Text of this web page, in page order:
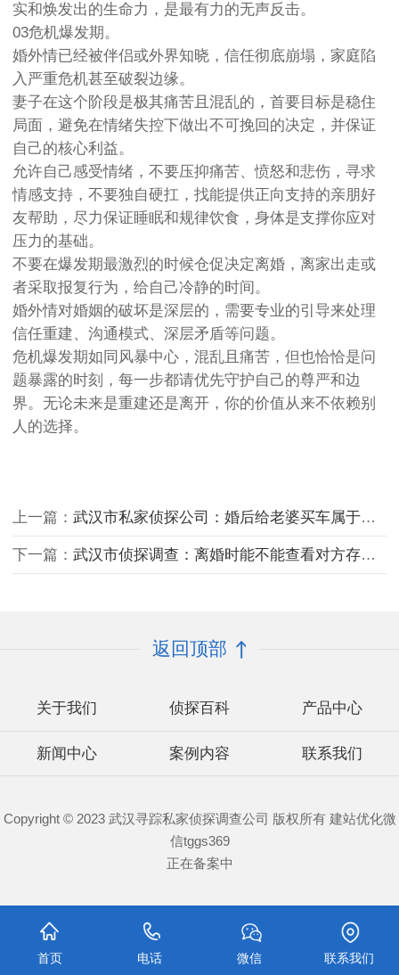
实和焕发出的生命力，是最有力的无声反击。
03危机爆发期。
婚外情已经被伴侣或外界知晓，信任彻底崩塌，家庭陷
入严重危机甚至破裂边缘。
妻子在这个阶段是极其痛苦且混乱的，首要目标是稳住
局面，避免在情绪失控下做出不可挽回的决定，并保证
自己的核心利益。
允许自己感受情绪，不要压抑痛苦、愤怒和悲伤，寻求
情感支持，不要独自硬扛，找能提供正向支持的亲朋好
友帮助，尽力保证睡眠和规律饮食，身体是支撑你应对
压力的基础。
不要在爆发期最激烈的时候仓促决定离婚，离家出走或
者采取报复行为，给自己冷静的时间。
婚外情对婚姻的破坏是深层的，需要专业的引导来处理
信任重建、沟通模式、深层矛盾等问题。
危机爆发期如同风暴中心，混乱且痛苦，但也恰恰是问
题暴露的时刻，每一步都请优先守护自己的尊严和边
界。无论未来是重建还是离开，你的价值从来不依赖别
人的选择。
上一篇： 武汉市私家侦探公司：婚后给老婆买车属于什么财产
下一篇： 武汉市侦探调查：离婚时能不能查看对方存款和转账记录
返回顶部
关于我们 侦探百科 产品中心
新闻中心 案例内容 联系我们
Copyright © 2023 武汉寻踪私家侦探调查公司 版权所有 建站优化微
信tggs369
正在备案中
首页 电话 微信 联系我们